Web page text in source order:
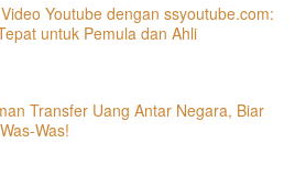
Youtube dengan ssyoutube.com:
untuk Pemula dan Ahli
Transfer Uang Antar Negara, Biar
Was!